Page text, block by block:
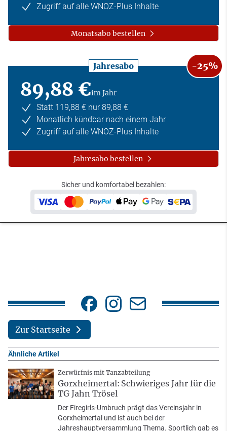
Zugriff auf alle WNOZ-Plus Inhalte
Monatsabo bestellen
Jahresabo -25%
89,88 €im Jahr
Statt 119,88 € nur 89,88 €
Monatlich kündbar nach einem Jahr
Zugriff auf alle WNOZ-Plus Inhalte
Jahresabo bestellen
Sicher und komfortabel bezahlen:
Zur Startseite
Ähnliche Artikel
Zerwürfnis mit Tanzabteilung
Gorxheimertal: Schwieriges Jahr für die
TG Jahn Trösel
Der Firegirls-Umbruch prägt das Vereinsjahr in
Gorxheimertal und ist auch bei der
Jahreshauptversammlung Thema. Sportlich gab es